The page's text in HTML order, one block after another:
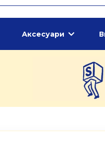
Аксесуари